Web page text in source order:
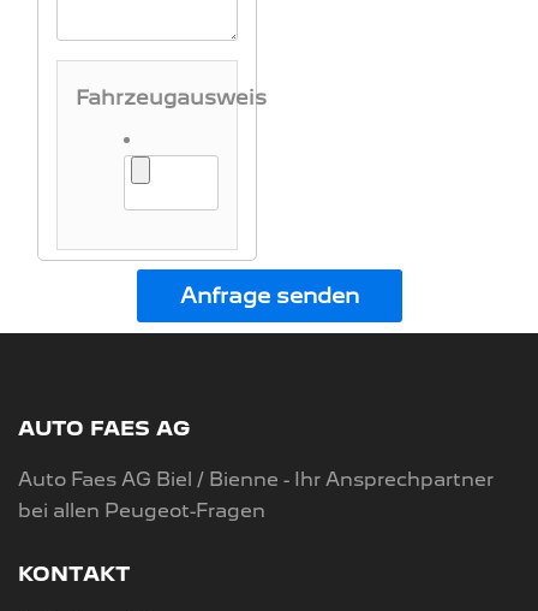
Fahrzeugausweis
Anfrage senden
AUTO FAES AG
Auto Faes AG Biel / Bienne - Ihr Ansprechpartner
bei allen Peugeot-Fragen
KONTAKT